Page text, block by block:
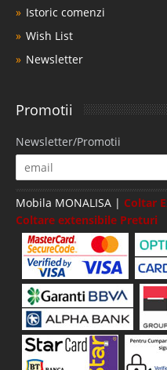
Istoric comenzi
Wish List
Newsletter
Promotii
Newsletter/Promotii
Mobila MONALISA | Coltar
Coltare extensibile Preturi